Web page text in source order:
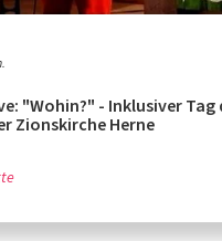
"Wohin?" - Inklusiver Tag
Zionskirche Herne